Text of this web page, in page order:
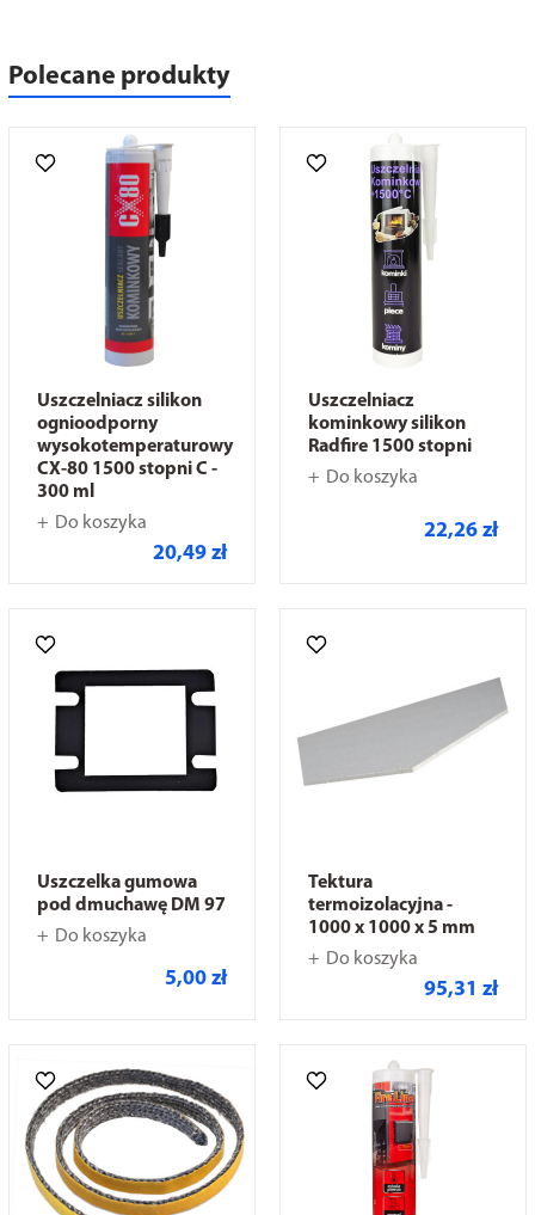
Polecane produkty
Uszczelniacz silikon
ognioodporny
wysokotemperaturowy
CX-80 1500 stopni C -
300 ml
Do koszyka
20,49 zł
Uszczelniacz
kominkowy silikon
Radfire 1500 stopni
Do koszyka
22,26 zł
Uszczelka gumowa
pod dmuchawę DM 97
Do koszyka
5,00 zł
Tektura
termoizolacyjna -
1000 x 1000 x 5 mm
Do koszyka
95,31 zł